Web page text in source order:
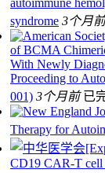
syndrome 3个月前
of BCMA
With Newly
Proceeding to
001) 3个月前 已
Therapy for
CD19 CAR-T cell